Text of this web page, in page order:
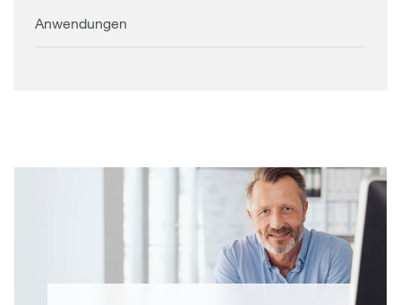
Anwendungen